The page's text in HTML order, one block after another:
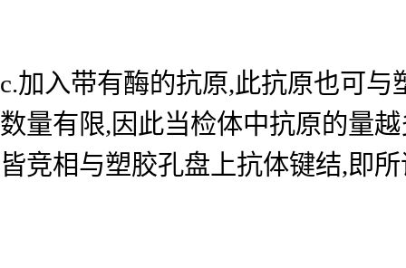
c.加入带有酶的抗原,此抗原也可
数量有限,因此当检体中抗原的量
皆竞相与塑胶孔盘上抗体键结,即